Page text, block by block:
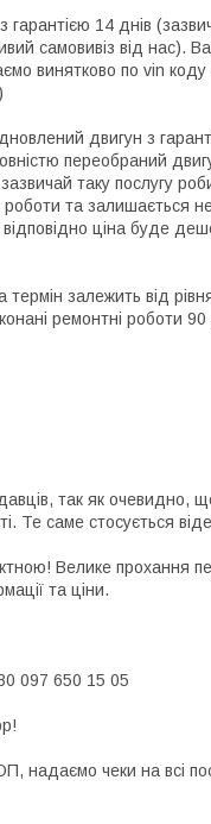
гарантією 14 днів
самовивіз від нас).
винятково по vin
двигун з
переобраний
таку послугу
та залишається
ціна буде
залежить від
ремонтні роботи
так як
Те саме стосується
Велике прохання
та ціни.
097 650 15 05
надаємо чеки на всі